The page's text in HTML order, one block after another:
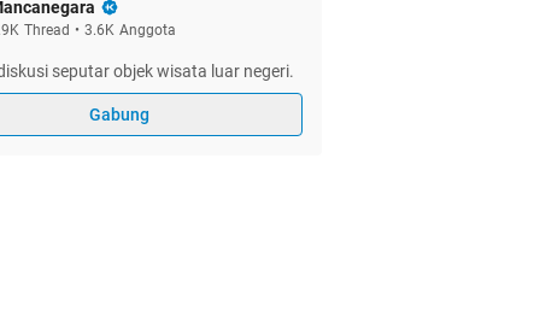
Thread • 3.6K Anggota
seputar objek wisata luar negeri.
Gabung